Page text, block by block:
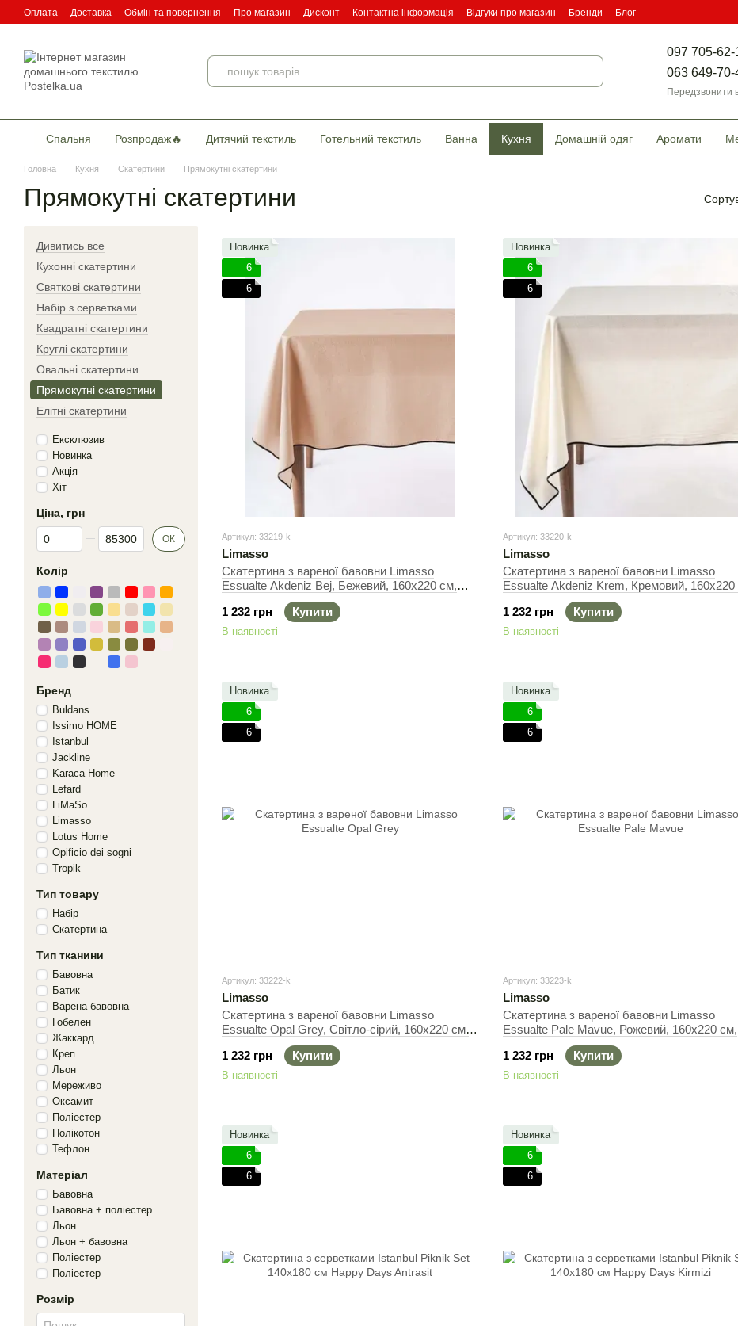
Перейти до основного контенту
Оплата Доставка Обмін та повернення Про магазин Дисконт Контактна інформація Відгуки про магазин Бренди
Блог
097 705-62-
063 649-70-
Передзвонити
Спальня Розпродаж🔥 Дитячий текстиль Готельний текстиль Ванна Кухня Домашній одяг Аромати
Головна Кухня Скатертини Прямокутні скатертини
Прямокутні скатертини
Новинка
6
6
Артикул: 33219-k
Limasso
Скатертина з вареної бавовни Limasso
Essualte Akdeniz Bej, Бежевий, 160х220 см,
1 232 грн
Купити
В наявності
Новинка
6
6
Артикул: 33220-k
Limasso
Скатертина з вареної бавовни Limasso
Essualte Akdeniz Krem, Кремовий, 160х220
1 232 грн
Купити
В наявності
Новинка
6
6
Артикул: 33222-k
Limasso
Скатертина з вареної бавовни Limasso
Essualte Opal Grey, Світло-сірий, 160х220 см,
1 232 грн
Купити
В наявності
Новинка
6
6
Артикул: 33223-k
Limasso
Скатертина з вареної бавовни Limasso
Essualte Pale Mavue, Рожевий, 160х220 см,
1 232 грн
Купити
В наявності
Новинка
6
6
Новинка
6
6
Дивитись все
Кухонні скатертини
Святкові скатертини
Набір з серветками
Квадратні скатертини
Круглі скатертини
Овальні скатертини
Прямокутні скатертини
Елітні скатертини
Ексклюзив
Новинка
Акція
Хіт
Ціна, грн
Від Ціна, грн
До Ціна, грн ОК
Колір
Бренд
Buldans
Issimo HOME
Istanbul
Jackline
Karaca Home
Lefard
LiMaSo
Limasso
Lotus Home
Opificio dei sogni
Tropik
Тип товару
Набір
Скатертина
Тип тканини
Бавовна
Батик
Варена бавовна
Гобелен
Жаккард
Креп
Льон
Мереживо
Оксамит
Поліестер
Полікотон
Тефлон
Матеріал
Бавовна
Бавовна + поліестер
Льон
Льон + бавовна
Поліестер
Поліестер
Розмір